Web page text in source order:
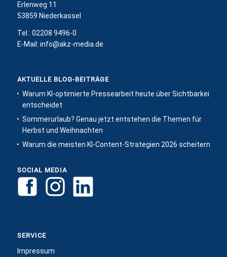
Erlenweg 11
53859 Niederkassel
Tel.: 02208 9496-0
E-Mail: info@akz-media.de
AKTUELLE BLOG-BEITRÄGE
Warum KI-optimierte Pressearbeit heute über Sichtbarkeit
entscheidet
Sommerurlaub? Genau jetzt entstehen die Themen für
Herbst und Weihnachten
Warum die meisten KI-Content-Strategien 2026 scheitern
SOCIAL MEDIA
SERVICE
Impressum